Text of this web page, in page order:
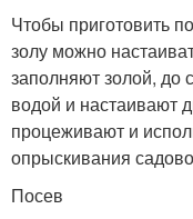
Чтобы приготовить
золу можно
заполняют золой, до
водой и настаивают
процеживают и
опрыскивания
Посев